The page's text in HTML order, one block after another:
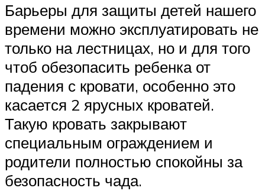
Барьеры для защиты детей нашего
времени можно эксплуатировать не
только на лестницах, но и для того
чтоб обезопасить ребенка от
падения с кровати, особенно это
касается 2 ярусных кроватей.
Такую кровать закрывают
специальным ограждением и
родители полностью спокойны за
безопасность чада.